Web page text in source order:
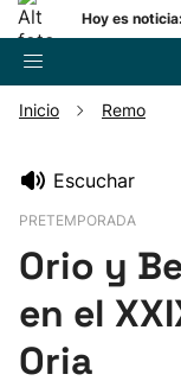
Hoy es noticia:
Pelota
Remo
Inicio Remo
Escuchar
PRETEMPORADA
Orio y
en el
Oria